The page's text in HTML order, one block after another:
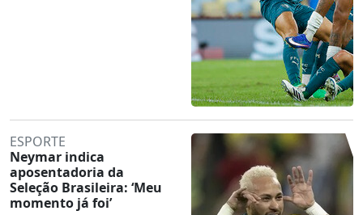
ESPORTE
Neymar indica
aposentadoria da
Seleção Brasileira: ‘Meu
momento já foi’